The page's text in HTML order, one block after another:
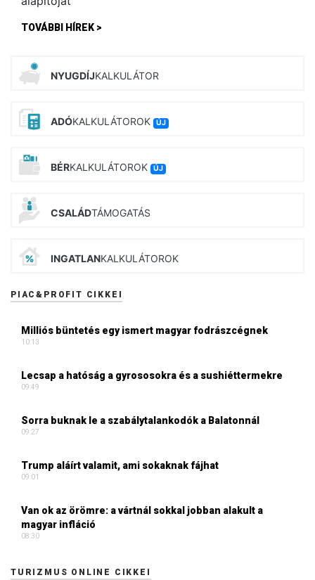
TOVÁBBI HÍREK >
NYUGDÍJKALKULÁTOR
ADÓKALKULÁTOROK ÚJ
BÉRKALKULÁTOROK ÚJ
CSALÁDTÁMOGATÁS
INGATLANKALKULÁTOROK
PIAC&PROFIT CIKKEI
Milliós büntetés egy ismert magyar fodrászcégnek
10:13
Lecsap a hatóság a gyrososokra és a sushiéttermekre
09:49
Sorra buknak le a szabálytalankodók a Balatonnál
09:27
Trump aláírt valamit, ami sokaknak fájhat
09:01
Van ok az örömre: a vártnál sokkal jobban alakult a
magyar infláció
08:30
TURIZMUS ONLINE CIKKEI